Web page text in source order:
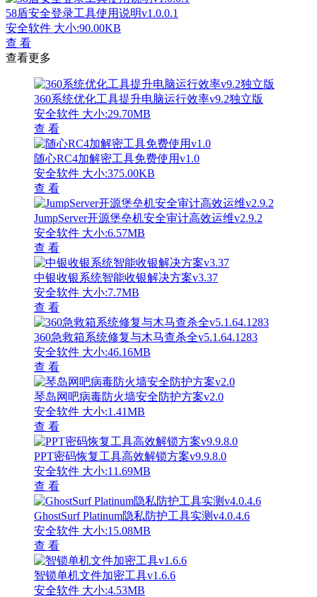
58盾安全登录工具使用说明v1.0.0.1
安全软件 大小:90.00KB
查 看
查看更多
360系统优化工具提升电脑运行效率v9.2独立版
安全软件 大小:29.70MB
查 看
随心RC4加解密工具免费使用v1.0
安全软件 大小:375.00KB
查 看
JumpServer开源堡垒机安全审计高效运维v2.9.2
安全软件 大小:6.57MB
查 看
中银收银系统智能收银解决方案v3.37
安全软件 大小:7.7MB
查 看
360急救箱系统修复与木马查杀全v5.1.64.1283
安全软件 大小:46.16MB
查 看
琴岛网吧病毒防火墙安全防护方案v2.0
安全软件 大小:1.41MB
查 看
PPT密码恢复工具高效解锁方案v9.9.8.0
安全软件 大小:11.69MB
查 看
GhostSurf Platinum隐私防护工具实测v4.0.4.6
安全软件 大小:15.08MB
查 看
智锁单机文件加密工具v1.6.6
安全软件 大小:4.53MB